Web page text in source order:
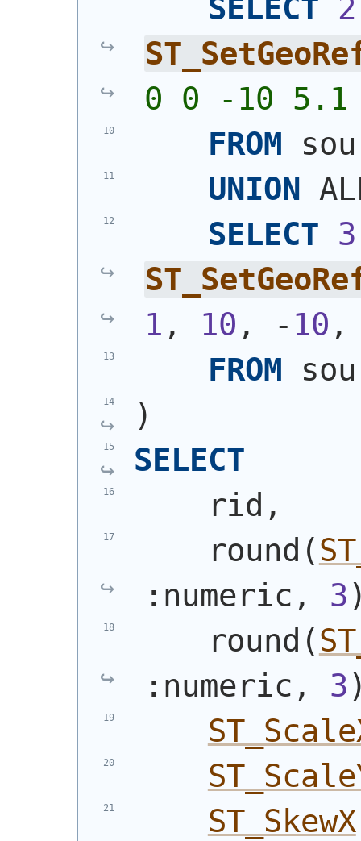
SELECT 2
0 0 -10
FROM
UNION
SELECT 3
1 , 10 , - 10
FROM
)
SELECT
    rid,
    round
(
:numeric, 3
    round
(
:numeric, 3
ST_SkewX